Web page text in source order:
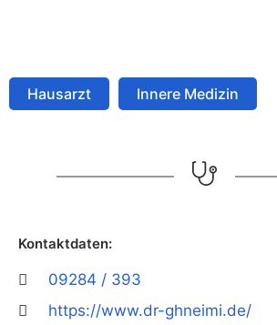
Hausarzt Innere Medizin
Kontaktdaten:
09284 / 393
https://www.dr-ghneimi.de/